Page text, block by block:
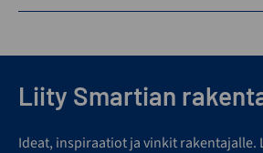
Liity Smartian
Ideat, inspiraatiot ja vinkit rakentajalle.